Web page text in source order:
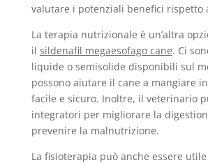
valutare i potenziali benefici rispetto
La terapia nutrizionale è un’altra
il sildenafil megaesofago cane. Ci
liquide o semisolide disponibili sul
possono aiutare il cane a mangiare
facile e sicuro. Inoltre, il veterinario
integratori per migliorare la
prevenire la malnutrizione.
La fisioterapia può anche essere